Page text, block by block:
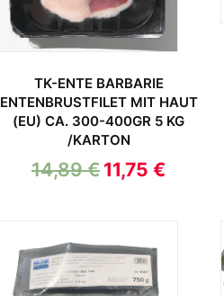
TK-ENTE BARBARIE
ENTENBRUSTFILET MIT HAUT
(EU) CA. 300-400GR 5 KG
/KARTON
14,89€ 11,75 €